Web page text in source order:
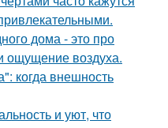
дома - это про
ощущение воздуха.
когда внешность
и уют, что